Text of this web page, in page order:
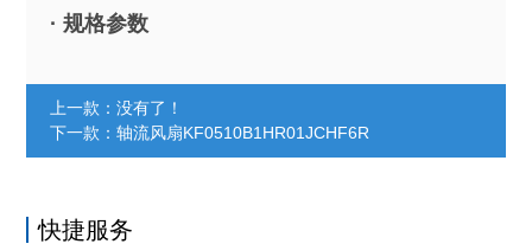
· 规格参数
上一款：没有了！
下一款：轴流风扇KF0510B1HR01JCHF6R
快捷服务